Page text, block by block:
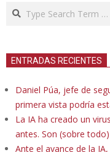
Search
ENTRADAS RECIENTES
Daniel Púa, jefe de
primera vista podría
La IA ha creado un
antes. Son (sobre
Ante el avance de la